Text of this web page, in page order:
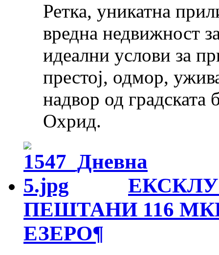
Ретка, уникатна
вредна недвижност
идеални услови за
престој, одмор,
надвор од градската
Охрид.
ПЕШТАНИ 116
ЕЗЕРО¶